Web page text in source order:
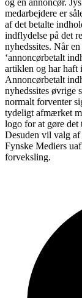
og en annoncør.
medarbejdere er
af det betalte
indflydelse på det
nyhedssites. Når
‘annoncørbetalt
artiklen og har haft
Annoncørbetalt
nyhedssites øvrige
normalt forventer
tydeligt afmærket
logo for at gøre det
Desuden vil valg
Fynske Mediers
forveksling.